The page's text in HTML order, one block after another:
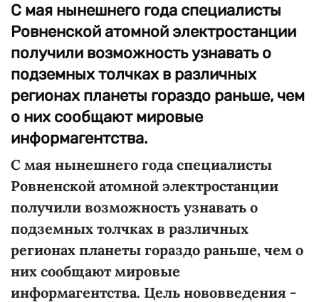
С мая нынешнего года специалисты
Ровненской атомной электростанции
получили возможность узнавать о
подземных толчках в различных
регионах планеты гораздо раньше, чем
о них сообщают мировые
информагентства.
С мая нынешнего года специалисты
Ровненской атомной электростанции
получили возможность узнавать о
подземных толчках в различных
регионах планеты гораздо раньше, чем о
них сообщают мировые
информагентства. Цель нововведения -